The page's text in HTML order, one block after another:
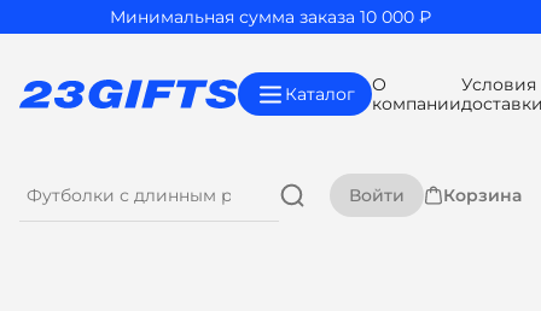
Минимальная сумма заказа 10 000 ₽
Каталог
О
компании
Условия
Войти Корзина